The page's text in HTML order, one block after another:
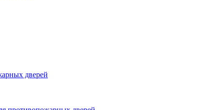
дверей